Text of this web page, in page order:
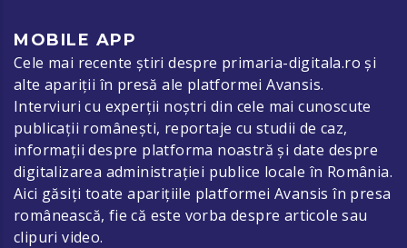
MOBILE APP
Cele mai recente știri despre primaria-digitala.ro și
alte apariții în presă ale platformei Avansis.
Interviuri cu experții noștri din cele mai cunoscute
publicații românești, reportaje cu studii de caz,
informații despre platforma noastră și date despre
digitalizarea administrației publice locale în România.
Aici găsiți toate aparițiile platformei Avansis în presa
românească, fie că este vorba despre articole sau
clipuri video.